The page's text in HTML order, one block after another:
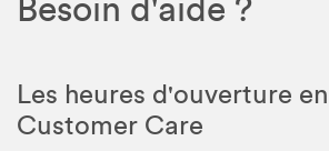
Besoin d'aide ?
Les heures d'ouverture
Customer Care